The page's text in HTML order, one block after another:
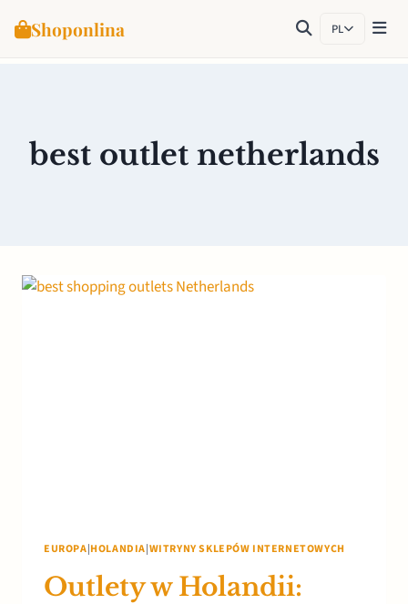
Shoponlina PL
best outlet netherlands
EUROPA|HOLANDIA|WITRYNY SKLEPÓW INTERNETOWYCH
Outlety w Holandii: